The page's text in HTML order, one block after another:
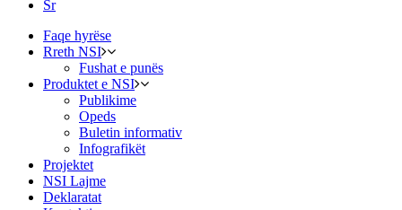
Sr
Faqe hyrëse
Rreth NSI
Fushat e punës
Produktet e NSI
Publikime
Opeds
Buletin informativ
Infografikët
Projektet
NSI Lajme
Deklaratat